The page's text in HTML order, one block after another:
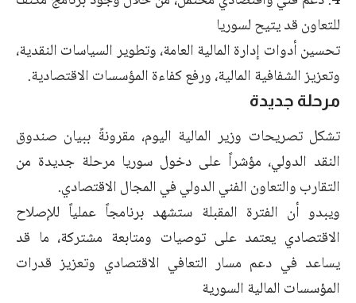
للتعاون قد يتيح لسوريا
تحسين أدوات إدارة المالية العامة، وتطوير السياسات النقدية،
وتعزيز الشفافية المالية، ورفع كفاءة المؤسسات الاقتصادية.
مرحلة جديدة
تشكل تصريحات وزير المالية اليوم، مقرونةً ببيان صندوق
النقد الدولي، مؤشراً على دخول سوريا مرحلة جديدة من
التقارب والتعاون الفني الدولي في المجال الاقتصادي.
ويبدو أن الفترة المقبلة ستشهد برنامجاً عملياً للإصلاح
الاقتصادي يعتمد على توصيات ومتابعة مشتركة، ما قد
يساعد في دعم مسار التعافي الاقتصادي وتعزيز قدرات
المؤسسات المالية السورية